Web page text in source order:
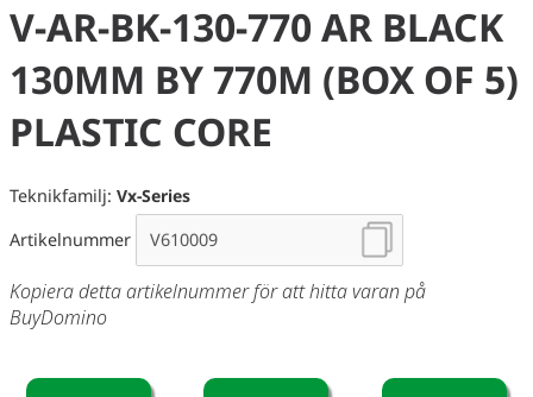
V-AR-BK-130-770 AR BLACK
130MM BY 770M (BOX OF 5)
PLASTIC CORE
Teknikfamilj: Vx-Series
Artikelnummer
Kopiera detta artikelnummer för att hitta varan på
BuyDomino